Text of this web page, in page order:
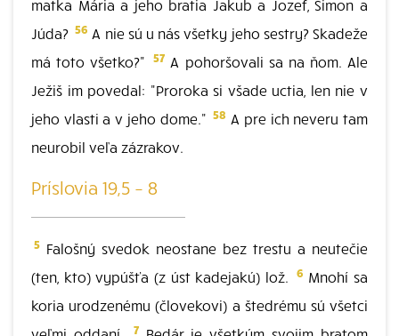
matka Mária a jeho bratia Jakub a Jozef, Šimon a
Júda? 56 A nie sú u nás všetky jeho sestry? Skadeže
má toto všetko?"
57 A pohoršovali sa na ňom. Ale
Ježiš im povedal: "Proroka si všade uctia, len nie v
jeho vlasti a v jeho dome." 58 A pre ich neveru tam
neurobil veľa zázrakov.
Príslovia 19,5 – 8
5 Falošný svedok neostane bez trestu a neutečie
(ten, kto) vypúšťa (z úst kadejakú) lož. 6 Mnohí sa
koria urodzenému (človekovi) a štedrému sú všetci
7